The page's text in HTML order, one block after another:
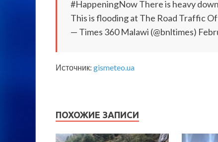
#HappeningNow There is heavy
This is flooding at The Road Traffic
— Times 360 Malawi (@bnltimes)
Источник: gismeteo.ua
ПОХОЖИЕ ЗАПИСИ